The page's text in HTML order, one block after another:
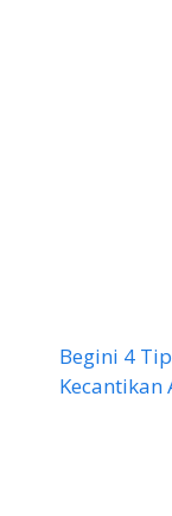
Begini 4
Kecantikan